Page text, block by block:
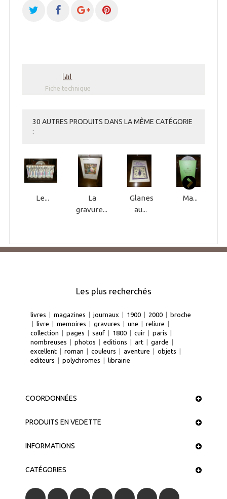
Fiche technique
30 AUTRES PRODUITS DANS LA MÊME CATÉGORIE
:
Le...
La
gravure...
Glanes
au...
Ma...
Les plus recherchés
livres | magazines | journaux | 1900 | 2000 | broche
| livre | memoires | gravures | une | reliure |
collection | pages | sauf | 1800 | cuir | paris |
nombreuses | photos | editions | art | garde |
excellent | roman | couleurs | aventure | objets |
editeurs | polychromes | librairie
COORDONNÉES
PRODUITS EN VEDETTE
INFORMATIONS
CATÉGORIES